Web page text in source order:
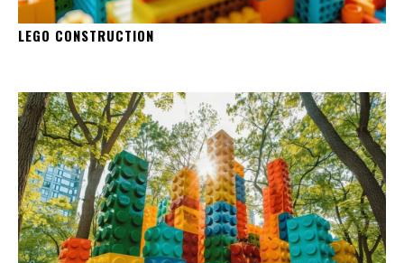
LEGO CONSTRUCTION